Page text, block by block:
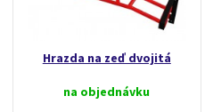
Hrazda na zeď dvojitá
na objednávku